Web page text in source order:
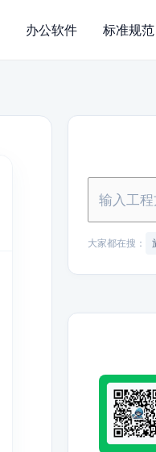
办公软件 标准规范
大家都在搜：